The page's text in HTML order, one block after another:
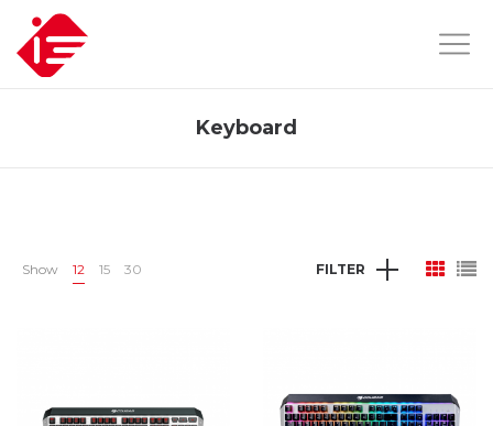
Keyboard
Show 12 15 30 FILTER